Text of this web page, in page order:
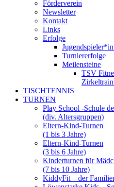
Förderverein
Newsletter
Kontakt
Links
Erfolge
Jugendspieler*in
Turniererfolge
Meilensteine
TSV
TISCHTENNIS
TURNEN
Play School -Schule
(div. Altersgruppen)
Eltern-Kind-Turnen
(1 bis 3 Jahre)
Eltern-Kind-Turnen
(3 bis 6 Jahre)
Kinderturnen für
(7 bis 10 Jahre)
KiddyFit – der